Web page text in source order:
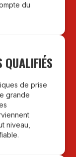
du
QUALIFIÉS
de prise
grande
niveau,